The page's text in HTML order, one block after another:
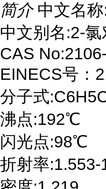
简介 中文名
中文别名:2-
CAS
EINECS号：
分子式
沸点:192℃
闪光点:98℃
折射率:1.553-